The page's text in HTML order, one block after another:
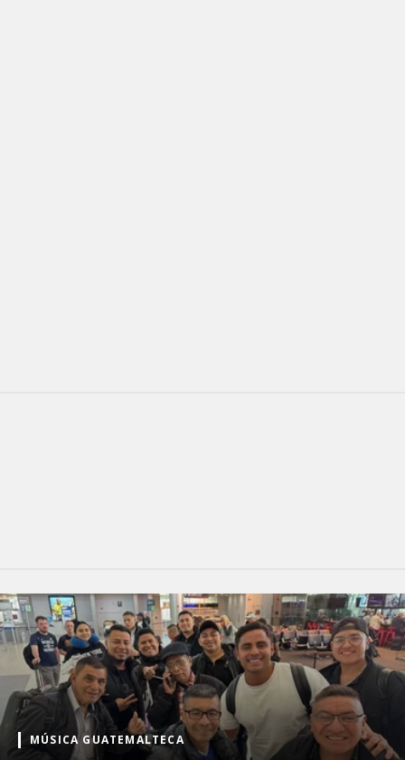
MÚSICA GUATEMALTECA